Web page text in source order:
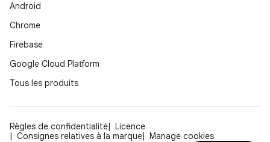
Android
Chrome
Firebase
Google Cloud Platform
Tous les produits
Règles de confidentialité
Licence
Consignes relatives à la marque
Manage cookies